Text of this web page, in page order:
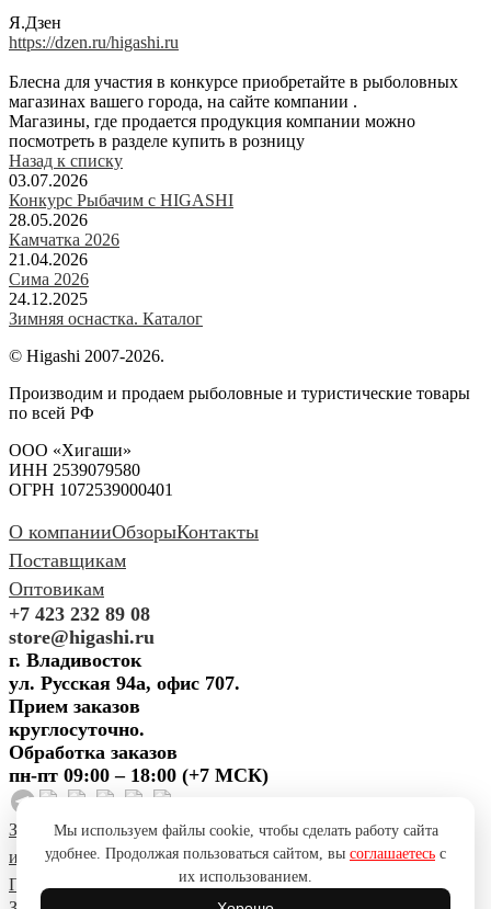
Я.Дзен
https://dzen.ru/higashi.ru
Блесна для участия в конкурсе приобретайте в рыболовных
магазинах вашего города, на сайте компании .
Магазины, где продается продукция компании можно
посмотреть в разделе купить в розницу
Назад к списку
03.07.2026
Конкурс Рыбачим с HIGASHI
28.05.2026
Камчатка 2026
21.04.2026
Сима 2026
24.12.2025
Зимняя оснастка. Каталог
© Higashi 2007-2026.
Производим и продаем рыболовные и туристические товары
по всей РФ
ООО «Хигаши»
ИНН 2539079580
ОГРН 1072539000401
О компанииОбзорыКонтакты
Поставщикам
Оптовикам
+7 423 232 89 08
store@higashi.ru
г. Владивосток
ул. Русская 94а, офис 707.
Прием заказов
круглосуточно.
Обработка заказов
пн-пт 09:00 – 18:00 (+7 МСК)
Задать вопросПредложить
идеюПоблагодаритьПожаловаться Сообщить об ошибке
Политика конфиденциальностиСогласие на обработку ПД
Мы используем файлы cookie, чтобы сделать работу сайта
удобнее. Продолжая пользоваться сайтом, вы соглашаетесь с
их использованием.